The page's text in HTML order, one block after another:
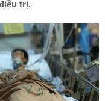
trị.